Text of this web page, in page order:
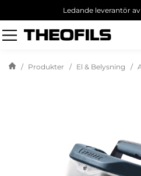
Ledande leverantör
Sök
produkt
Produkter El & Belysning